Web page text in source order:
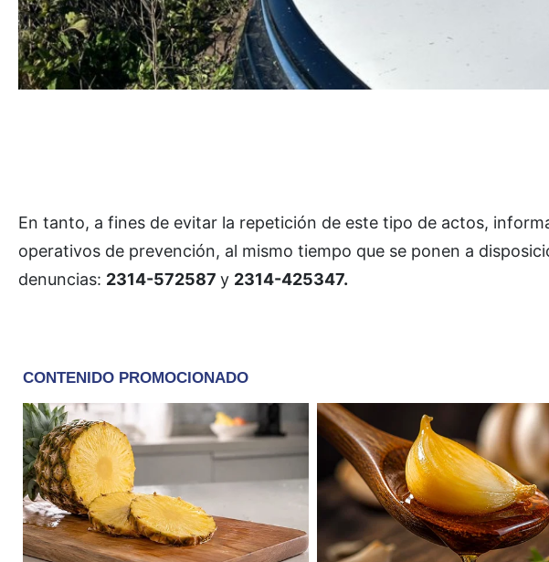
En tanto, a fines de evitar la repetición de este tipo de actos,
operativos de prevención, al mismo tiempo que se ponen a
denuncias: 2314-572587 y 2314-425347.